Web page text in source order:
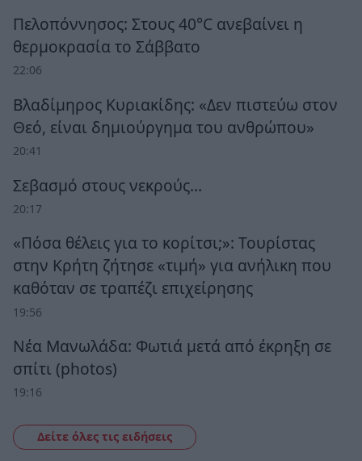
Πελοπόννησος: Στους 40°C ανεβαίνει η
θερμοκρασία το Σάββατο
22:06
Βλαδίμηρος Κυριακίδης: «Δεν πιστεύω στον
Θεό, είναι δημιούργημα του ανθρώπου»
20:41
Σεβασμό στους νεκρούς…
20:17
«Πόσα θέλεις για το κορίτσι;»: Τουρίστας
στην Κρήτη ζήτησε «τιμή» για ανήλικη που
καθόταν σε τραπέζι επιχείρησης
19:56
Νέα Μανωλάδα: Φωτιά μετά από έκρηξη σε
σπίτι (photos)
19:16
Δείτε όλες τις ειδήσεις